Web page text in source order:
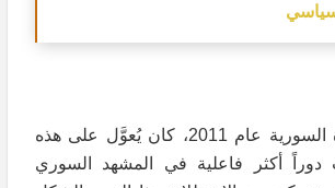
فمع اندلاع الثورة السورية عام 2011، كان يُعوَّل على هذه
دوراً أكثر فاعلية في المشهد السوري